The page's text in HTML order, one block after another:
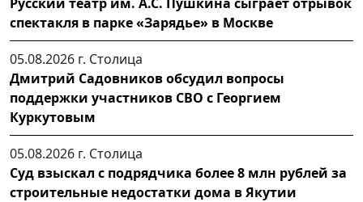
спектакля в парке «Зарядье» в Москве
05.08.2026 г. Столица
Дмитрий Садовников обсудил вопросы
поддержки участников СВО с Георгием
Куркутовым
05.08.2026 г. Столица
Суд взыскал с подрядчика более 8 млн рублей за
строительные недостатки дома в Якутии